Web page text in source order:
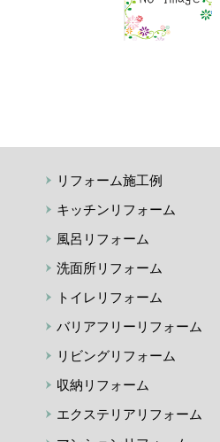
リフォーム施工例
キッチンリフォーム
風呂リフォーム
洗面所リフォーム
トイレリフォーム
バリアフリーリフォーム
リビングリフォーム
収納リフォーム
エクステリアリフォーム